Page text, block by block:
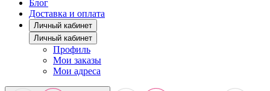
Блог
Доставка и оплата
Личный кабинет
Личный кабинет
Профиль
Мои заказы
Мои адреса